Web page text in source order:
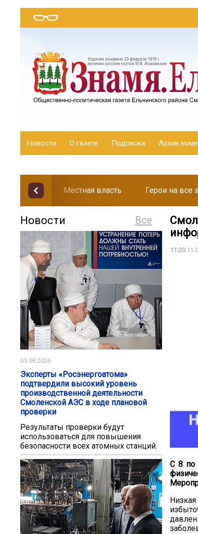
Новости О газете Подписка Архив
Местная власть Герои на все
Все
Новости
05.08.2026
Эксперты «Росэнергоатома»
подтвердили высокий уровень
производственной деятельности
Смоленской АЭС в ходе плановой
проверки
Результаты проверки будут
использоваться для повышения
безопасности всех атомных станций.
11:20
С 8 по